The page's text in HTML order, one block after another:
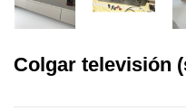
Colgar televisión